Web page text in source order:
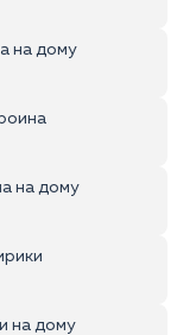
на дому
на дому
на дому